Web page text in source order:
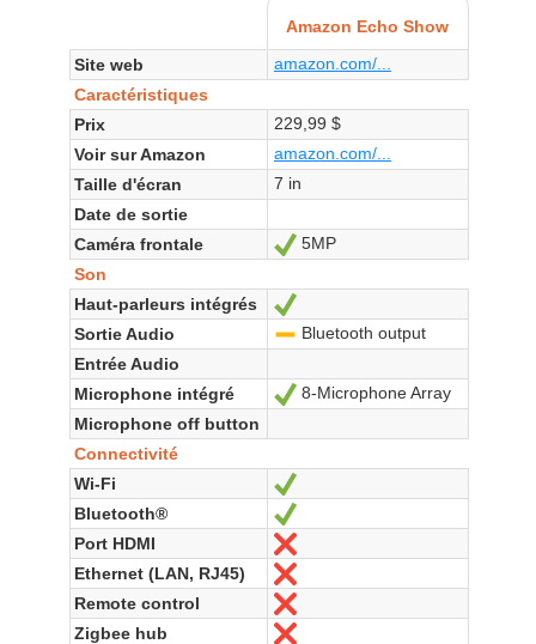
Amazon Echo Show
Site web
amazon.com/...
Caractéristiques
Prix
229,99 $
Voir sur Amazon
amazon.com/...
Taille d'écran
7 in
Date de sortie
Caméra frontale
Oui
5MP
Son
Haut-parleurs intégrés
Sortie Audio
Bluetooth output
Entrée Audio
Microphone intégré
Oui
8-Microphone Array
Microphone off button
Connectivité
Wi-Fi
Bluetooth®
Port HDMI
Ethernet (LAN, RJ45)
Remote control
Zigbee hub